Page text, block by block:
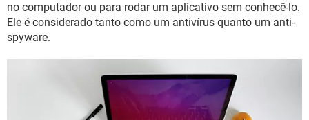
no computador ou para rodar um aplicativo sem conhecê-lo.
Ele é considerado tanto como um antivírus quanto um anti-
spyware.